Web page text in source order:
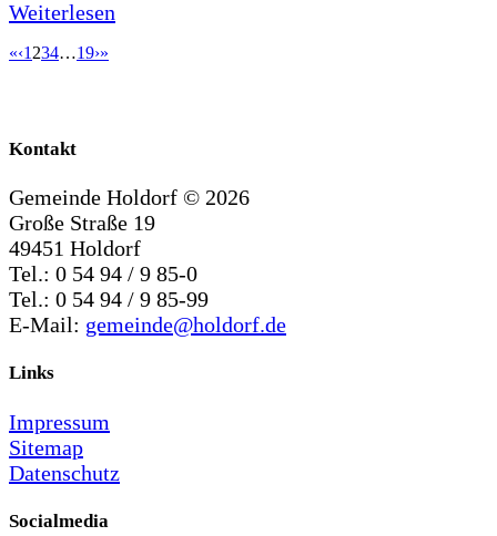
Weiterlesen
«‹1 234…19›»
Kontakt
Gemeinde Holdorf © 2026
Große Straße 19
49451 Holdorf
Tel.: 0 54 94 / 9 85-0
Tel.: 0 54 94 / 9 85-99
E-Mail: gemeinde@holdorf.de
Links
Impressum
Sitemap
Datenschutz
Socialmedia